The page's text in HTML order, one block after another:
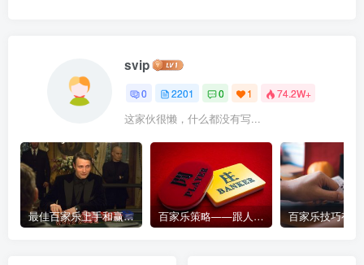
svip
0 2201 0 1 74.2W+
这家伙很懒，什么都没有写...
最佳百家乐上手和赢钱指南 – 终极版 百家乐策略——跟人胜过跟路